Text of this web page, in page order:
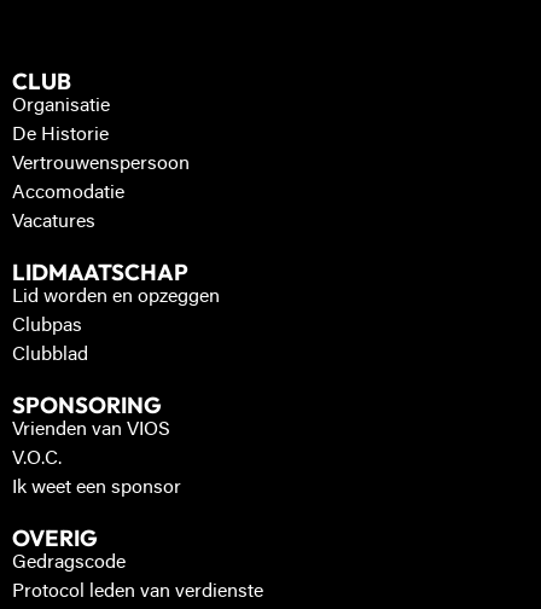
CLUB
Organisatie
De Historie
Vertrouwenspersoon
Accomodatie
Vacatures
LIDMAATSCHAP
Lid worden en opzeggen
Clubpas
Clubblad
SPONSORING
Vrienden van VIOS
V.O.C.
Ik weet een sponsor
OVERIG
Gedragscode
Protocol leden van verdienste